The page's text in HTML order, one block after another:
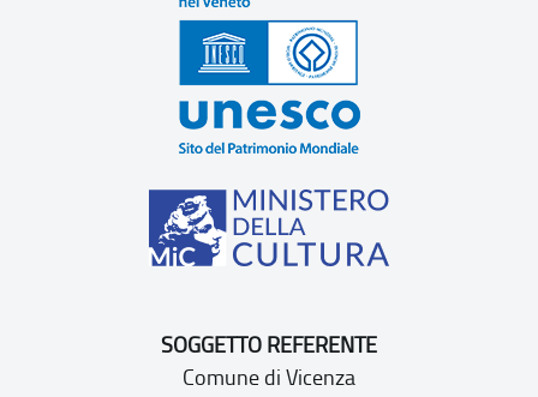
SOGGETTO REFERENTE
Comune di Vicenza